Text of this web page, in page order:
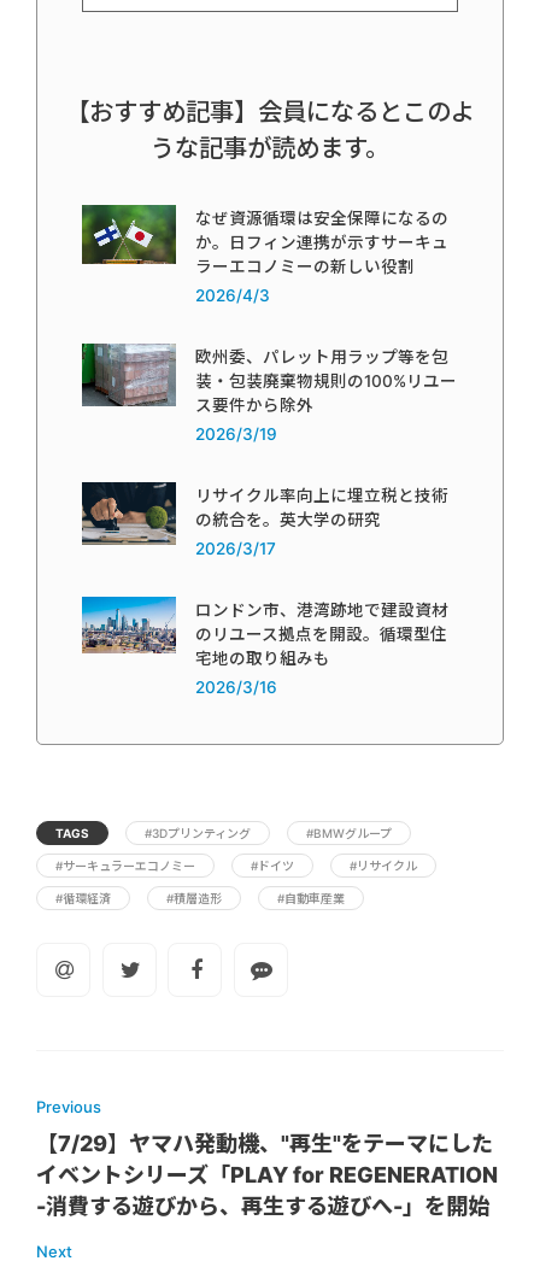
【おすすめ記事】会員になるとこのよ
うな記事が読めます。
なぜ資源循環は安全保障になるの
か。日フィン連携が示すサーキュ
ラーエコノミーの新しい役割
2026/4/3
欧州委、パレット用ラップ等を包
装・包装廃棄物規則の100%リユー
ス要件から除外
2026/3/19
リサイクル率向上に埋立税と技術
の統合を。英大学の研究
2026/3/17
ロンドン市、港湾跡地で建設資材
のリユース拠点を開設。循環型住
宅地の取り組みも
2026/3/16
TAGS #3Dプリンティング #BMWグループ
#サーキュラーエコノミー #ドイツ #リサイクル
#循環経済 #積層造形 #自動車産業
Previous
【7/29】ヤマハ発動機、"再生"をテーマにした
イベントシリーズ「PLAY for REGENERATION
-消費する遊びから、再生する遊びへ-」を開始
Next